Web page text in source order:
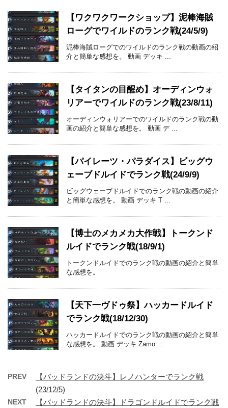
【ワクワクワークショップ】泥棒海賊
ローグでワイルドのランク戦(24/5/9)
泥棒海賊ローグでのワイルドのランク戦の動画の紹
介と簡単な感想を。 動画 デッキ ...
【タイタンの目醒め】オーディンウォ
リアーでワイルドのランク戦(23/8/11)
オーディンウォリアーでのワイルドのランク戦の動
画の紹介と簡単な感想を。 動画 デ ...
【パイレーツ・パラダイス】ビッグウ
ェーブドルイドでランク戦(24/9/9)
ビッグウェーブドルイドでのランク戦の動画の紹介
と簡単な感想を。 動画 デッキ T ...
【博士のメカメカ大作戦】トークンド
ルイドでランク戦(18/9/1)
トークンドルイドでのランク戦の動画の紹介と簡単
な感想を。
【天下一ヴドゥ祭】ハッカードルイド
でランク戦(18/12/30)
ハッカードルイドでのランク戦の動画の紹介と簡単
な感想を。 動画 デッキ Zamo ...
PREV
【バッドランドの決斗】レノハンターでランク戦
(23/12/5)
NEXT
【バッドランドの決斗】ドラゴンドルイドでランク戦